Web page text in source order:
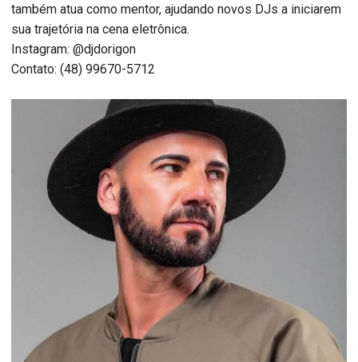
também atua como mentor, ajudando novos DJs a iniciarem
sua trajetória na cena eletrônica.
Instagram: @djdorigon
Contato: (48) 99670-5712